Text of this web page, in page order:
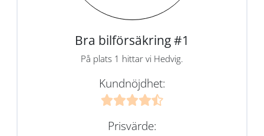
Bra bilförsäkring #1
På plats 1 hittar vi Hedvig.
Kundnöjdhet:
Prisvärde: